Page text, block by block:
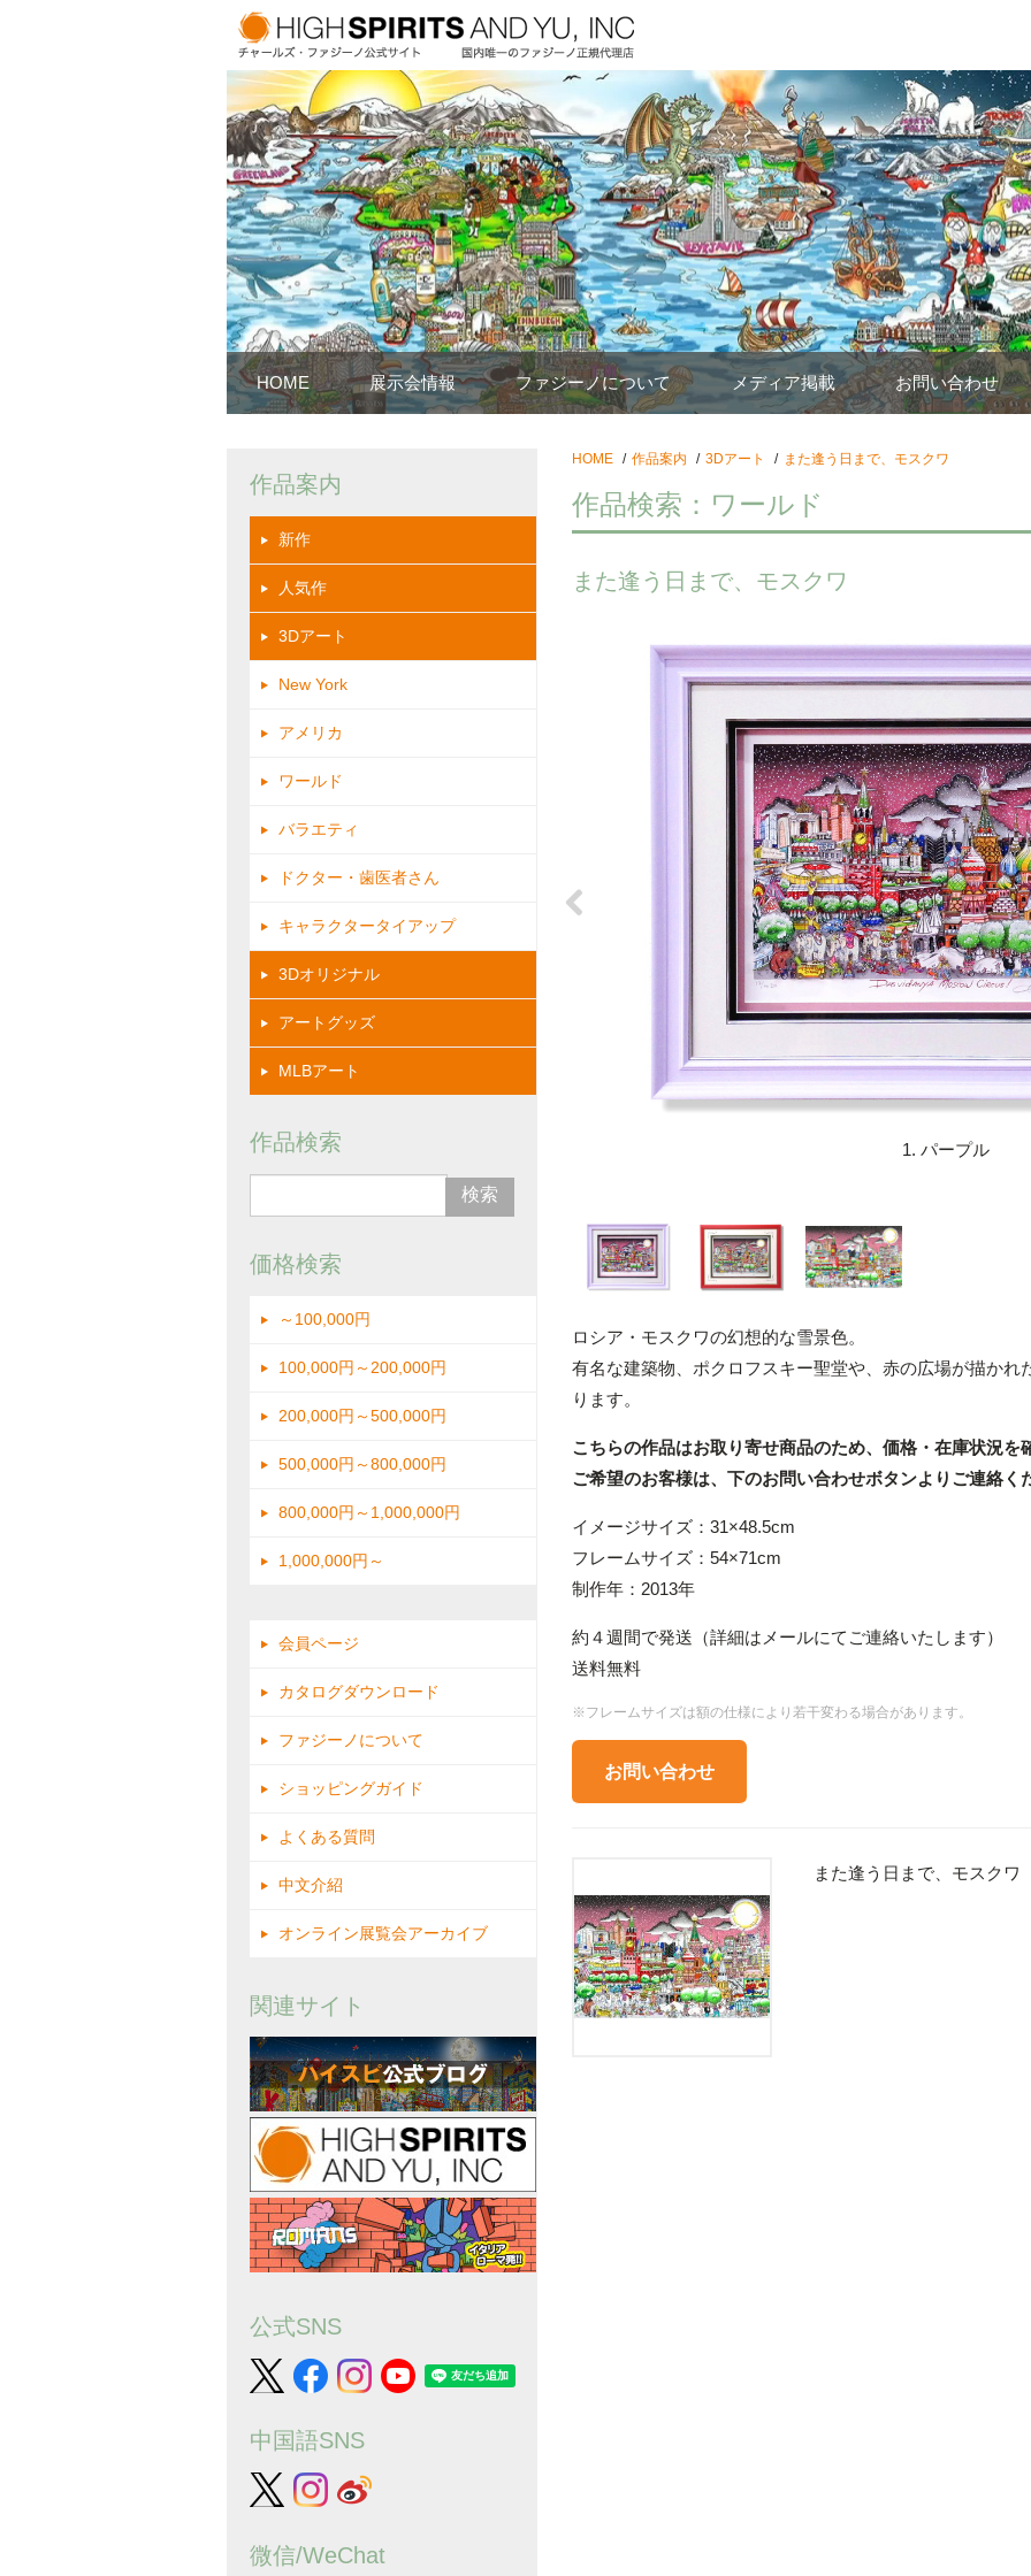
HOME 展示会情報 ファジーノについて メディア掲載 お問い合わせ
HOME 作品案内 3Dアート また逢う日まで、モスクワ
作品検索：ワールド
また逢う日まで、モスクワ
1. パープル
ロシア・モスクワの幻想的な雪景色。
有名な建築物、ポクロフスキー聖堂や、赤の広場が描かれ
ります。
こちらの作品はお取り寄せ商品のため、価格・在庫状況を
ご希望のお客様は、下のお問い合わせボタンよりご連絡く
イメージサイズ：31×48.5cm
フレームサイズ：54×71cm
制作年：2013年
約４週間で発送（詳細はメールにてご連絡いたします）
送料無料
※フレームサイズは額の仕様により若干変わる場合があります。
お問い合わせ
また逢う日まで、モスクワ
作品案内
新作
人気作
3Dアート
New York
アメリカ
ワールド
バラエティ
ドクター・歯医者さん
キャラクタータイアップ
3Dオリジナル
アートグッズ
MLBアート
作品検索
価格検索
～100,000円
100,000円～200,000円
200,000円～500,000円
500,000円～800,000円
800,000円～1,000,000円
1,000,000円～
会員ページ
カタログダウンロード
ファジーノについて
ショッピングガイド
よくある質問
中文介紹
オンライン展覧会アーカイブ
関連サイト
公式SNS
中国語SNS
微信/WeChat